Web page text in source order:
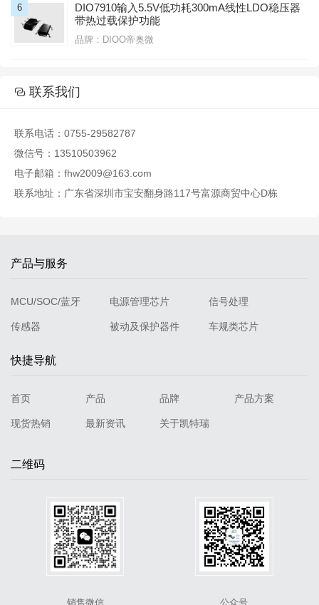
6
DIO7910输入5.5V低功耗300mA线性LDO稳压器
带热过载保护功能
品牌：DIOO帝奥微
 联系我们
联系电话：0755-29582787
微信号：13510503962
电子邮箱：fhw2009@163.com
联系地址：广东省深圳市宝安翻身路117号富源商贸中心D栋
产品与服务
MCU/SOC/蓝牙 电源管理芯片 信号处理
传感器 被动及保护器件 车规类芯片
快捷导航
首页 产品 品牌 产品方案
现货热销 最新资讯 关于凯特瑞
二维码
销售微信 公众号